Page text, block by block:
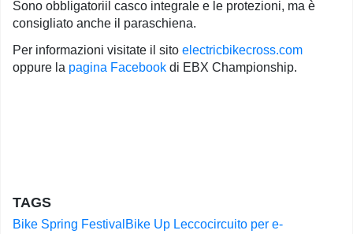
Sono obbligatoriil casco integrale e le protezioni, ma è
consigliato anche il paraschiena.
Per informazioni visitate il sito electricbikecross.com
oppure la pagina Facebook di EBX Championship.
TAGS
Bike Spring Festival Bike Up Leccocircuito per e-